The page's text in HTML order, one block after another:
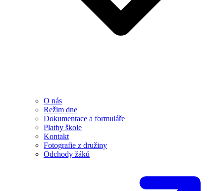
O nás
Režim dne
Dokumentace a formuláře
Platby škole
Kontakt
Fotografie z družiny
Odchody žáků